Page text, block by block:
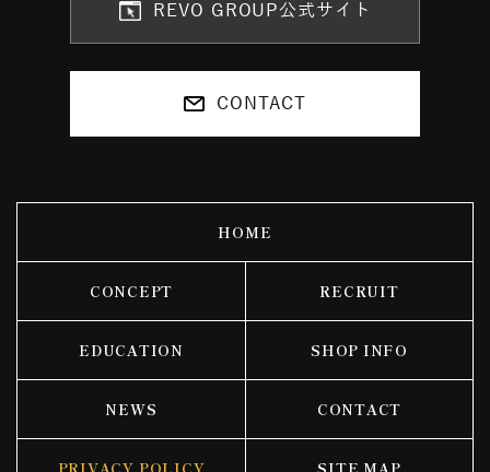
REVO GROUP公式サイト
CONTACT
HOME
CONCEPT RECRUIT
EDUCATION SHOP INFO
NEWS CONTACT